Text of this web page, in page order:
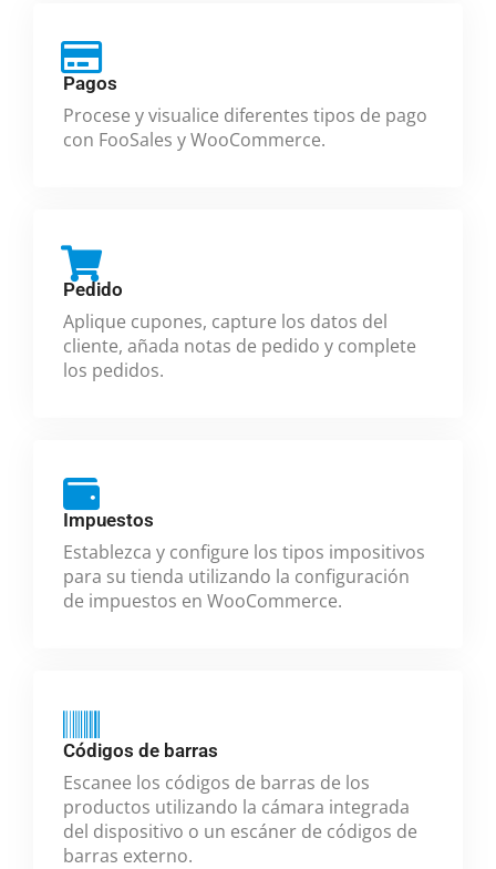
Pagos
Procese y visualice diferentes tipos de pago
con FooSales y WooCommerce.
Pedido
Aplique cupones, capture los datos del
cliente, añada notas de pedido y complete
los pedidos.
Impuestos
Establezca y configure los tipos impositivos
para su tienda utilizando la configuración
de impuestos en WooCommerce.
Códigos de barras
Escanee los códigos de barras de los
productos utilizando la cámara integrada
del dispositivo o un escáner de códigos de
barras externo.